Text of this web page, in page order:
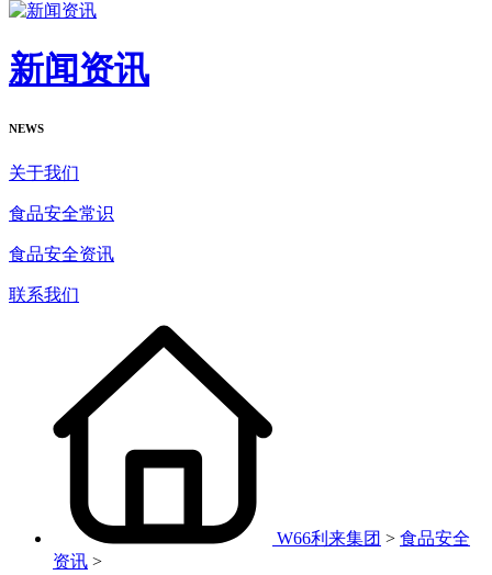
新闻资讯
NEWS
关于我们
食品安全常识
食品安全资讯
联系我们
W66利来集团 > 食品安全
资讯 >